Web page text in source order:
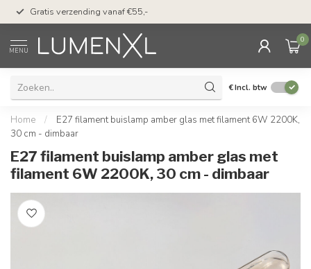
Gratis verzending vanaf €55,-
MENU
0
€Incl. btw
Home /
E27 filament buislamp amber glas met filament 6W 2200K,
30 cm - dimbaar
E27 filament buislamp amber glas met
filament 6W 2200K, 30 cm - dimbaar